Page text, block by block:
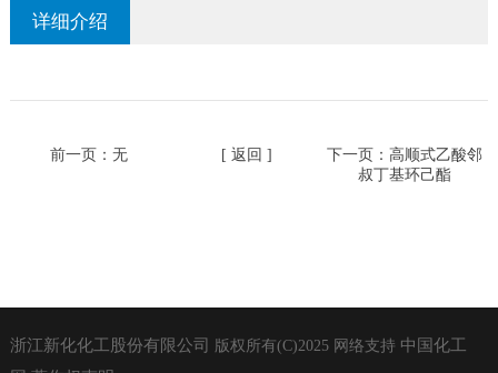
详细介绍
前一页：无 [ 返回 ] 下一页： 高顺式乙酸邻
叔丁基环己酯
浙江新化化工股份有限公司 版权所有(C)2025网络支持 中国化工